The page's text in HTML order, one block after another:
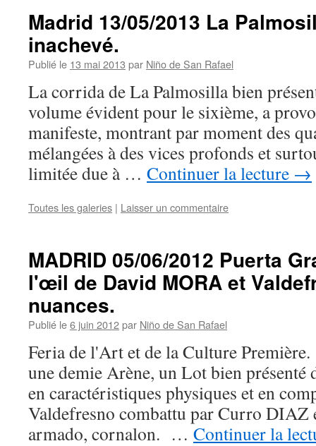
Madrid 13/05/2013 La
inachevé.
Publié le 13 mai 2013 par Niño de San Rafael
La corrida de La Palmosilla bien
volume évident pour le sixième, a
manifeste, montrant par moment des
mélangées à des vices profonds et
limitée due à … Continuer la lecture →
Toutes les galeries | Laisser un commentaire
MADRID 05/06/2012 Puerta
l'œil de David MORA et
nuances.
Publié le6 juin 2012par Niño de San Rafael
Feria de l'Art et de la Culture
une demie Arène, un Lot bien présenté
en caractéristiques physiques et en
Valdefresno combattu par Curro DIAZ
armado, cornalon. … Continuer la